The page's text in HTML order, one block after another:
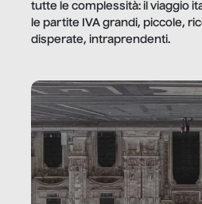
tutte le complessità: il viaggio
le partite IVA grandi, piccole,
disperate, intraprendenti.